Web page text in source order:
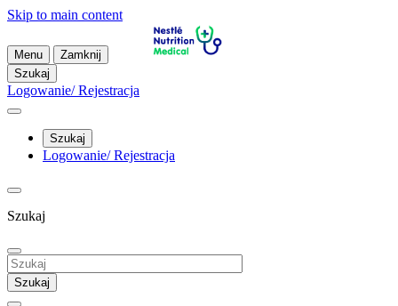
Skip to main content
Menu
Zamknij
Szukaj
Logowanie/ Rejestracja
Szukaj
Logowanie/ Rejestracja
Szukaj
Szukaj